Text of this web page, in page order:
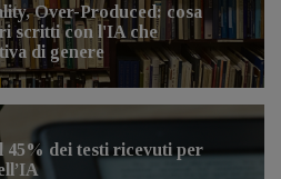
Over-Produced: cosa
scritti con l'IA che
di genere
dei testi ricevuti per